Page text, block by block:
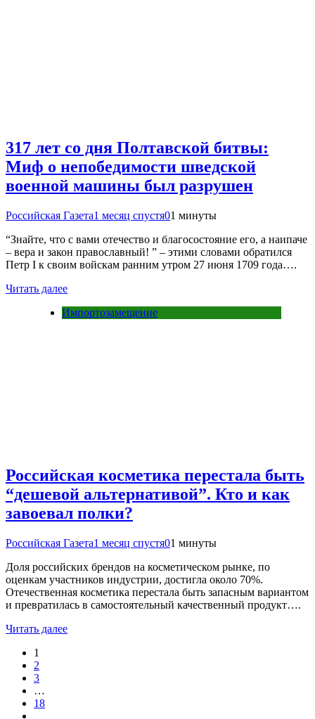
317 лет со дня Полтавской битвы:
Миф о непобедимости шведской
военной машины был разрушен
Российская Газета1 месяц спустя01 минуты
“Знайте, что с вами отечество и благосостояние его, а наипаче
– вера и закон православный! ” – этими словами обратился
Петр I к своим войскам ранним утром 27 июня 1709 года….
Читать далее
Импортозамещение
Российская косметика перестала быть
“дешевой альтернативой”. Кто и как
завоевал полки?
Российская Газета1 месяц спустя01 минуты
Доля российских брендов на косметическом рынке, по
оценкам участников индустрии, достигла около 70%.
Отечественная косметика перестала быть запасным вариантом
и превратилась в самостоятельный качественный продукт….
Читать далее
1
2
3
…
18